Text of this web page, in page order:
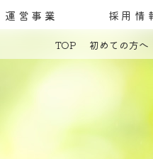
運営事業 採用情
TOP 初めての方へ